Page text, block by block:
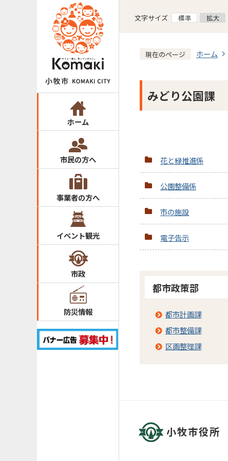
ホーム
市民の方へ
事業者の方へ
イベント観光
市政
防災情報
文字サイズ
現在のページ ホーム
みどり公園課
花と緑推進係
公園整備係
市の施設
電子告示
都市政策部
都市計画課
都市整備課
区画整理課
小牧市役所